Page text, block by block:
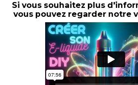
Si vous souhaitez plus
vous pouvez regarder notre